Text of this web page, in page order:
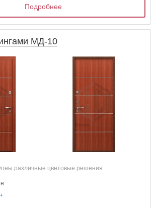
Подробнее
МД-10
различные цветовые решения